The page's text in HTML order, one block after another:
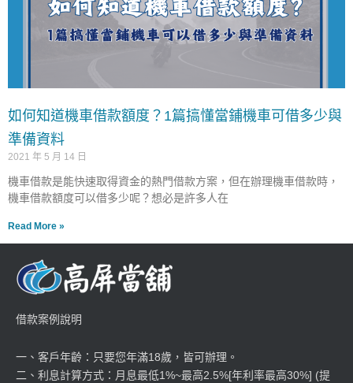
如何知道機車借款額度？1篇搞懂當鋪機車可借多少與
準備資料
2021 年 5 月 14 日
機車借款是能快速取得資金的熱門借款方案，但在辦理機車借款時，
機車借款額度可以借多少呢？想必是許多人在
Read More »
借款案例說明
一、客戶年齡：只要您年滿18歲，皆可辦理。
二、利息計算方式：月息最低1%~最高2.5%[年利率最高30%] (提